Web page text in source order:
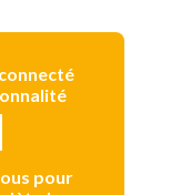
pour